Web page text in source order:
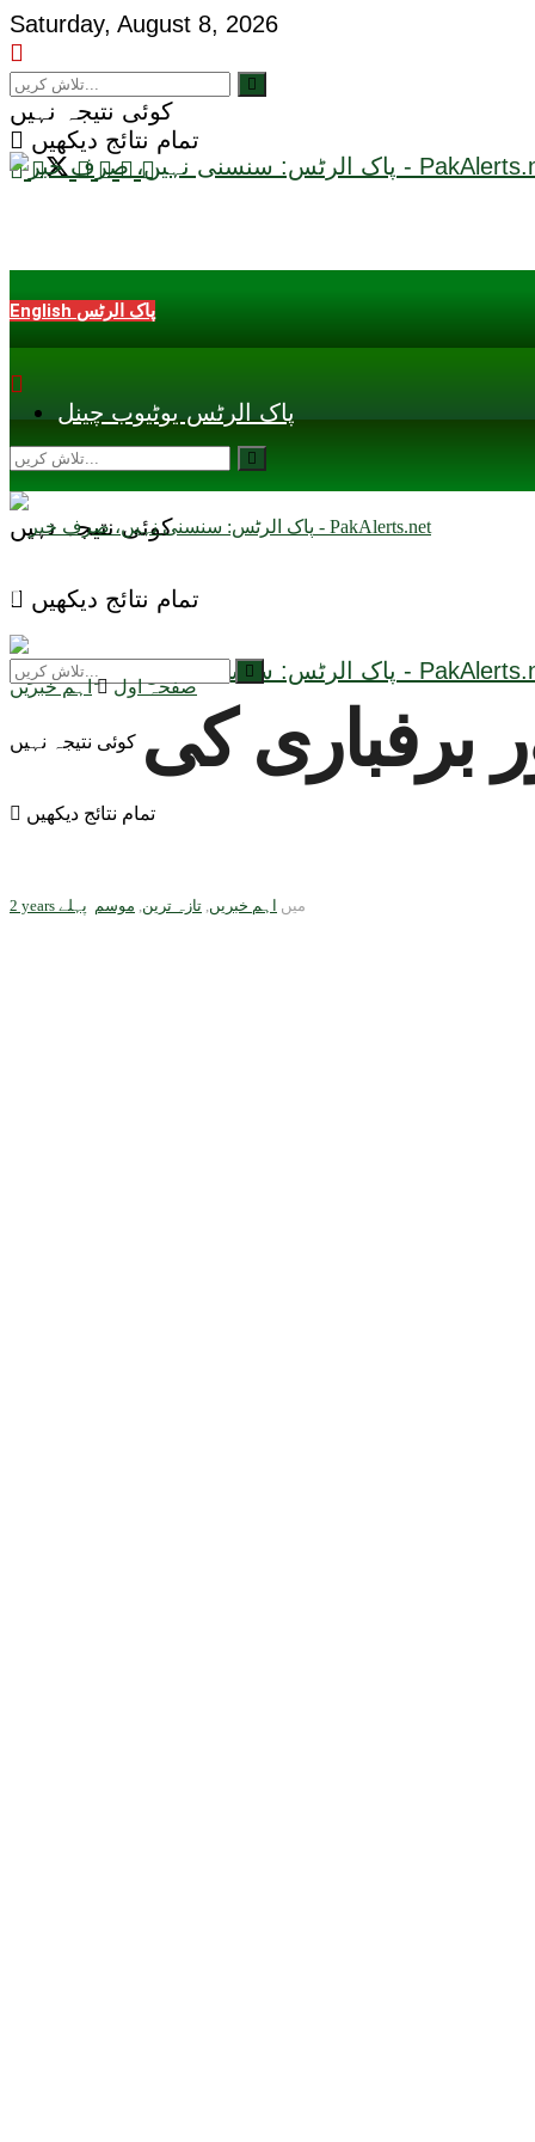
Saturday, August 8, 2026
کوئی نتیجہ نہیں
تمام نتائج دیکھیں
English پاک الرٹس
پاک الرٹس یوٹیوب چینل
کوئی نتیجہ نہیں
تمام نتائج دیکھیں
کوئی نتیجہ نہیں
تمام نتائج دیکھیں
صفحہ اول اہم خبریں
برفباری کی
2 years پہلے میں اہم خبریں تازہ ترین موسم